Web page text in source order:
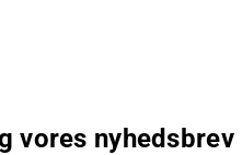
vores nyhedsbrev